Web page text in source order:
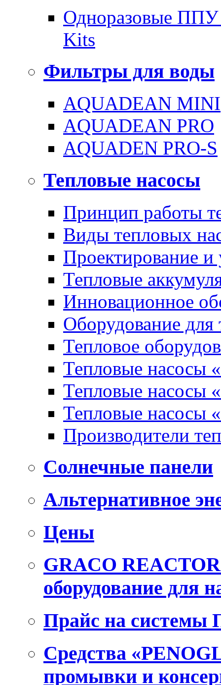
Одноразовые ППУ
Kits
Фильтры для воды
AQUADEAN MINI
AQUADEAN PRO
AQUADEN PRO-S
Тепловые насосы
Принцип работы
Виды тепловых
Проектирование и
Тепловые
Инновационное
Оборудование для
Тепловое
Тепловые насосы
Тепловые насосы
Тепловые насосы
Производители
Солнечные панели
Альтернативное
Цены
GRACO
оборудование для
Прайс на
Средства
промывки и